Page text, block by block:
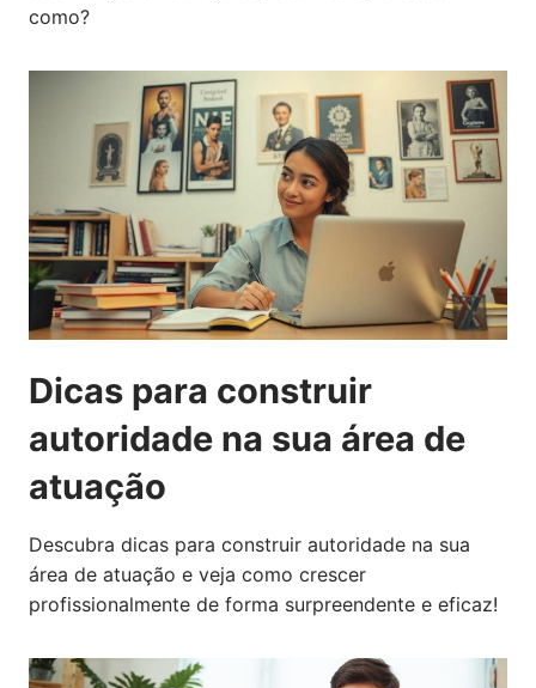
como?
Dicas para construir
autoridade na sua área de
atuação
Descubra dicas para construir autoridade na sua
área de atuação e veja como crescer
profissionalmente de forma surpreendente e eficaz!